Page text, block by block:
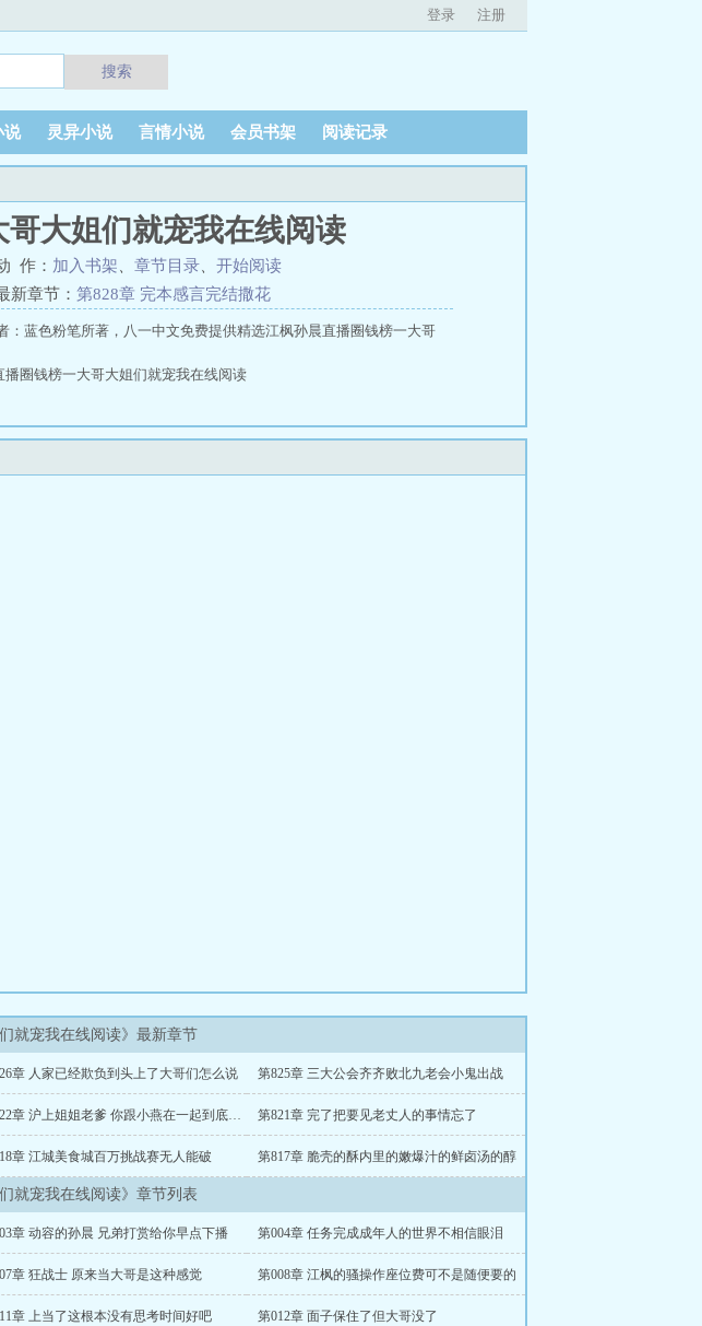
登录 注册
搜索
说 灵异小说 言情小说 会员书架 阅读记录
大姐们就宠我在线阅读
作： 加入书架 章节目录
开始阅读
新章节： 第828章 完本感言完结撒花
蓝色粉笔所著，八一中文免费提供精选江枫孙晨直播圈钱榜一大哥
圈钱榜一大哥大姐们就宠我在线阅读
就宠我在线阅读》最新章节
章 人家已经欺负到头上了大哥们怎么说 第825章 三大公会齐齐败北九老会小鬼出战
第822章 沪上姐姐老爹 你跟小燕在一起到底喜欢她什么 第821章 完了把要见老丈人的事情忘了
章 江城美食城百万挑战赛无人能破 第817章 脆壳的酥内里的嫩爆汁的鲜卤汤的醇
就宠我在线阅读》章节列表
章 动容的孙晨 兄弟打赏给你早点下播 第004章 任务完成成年人的世界不相信眼泪
章 狂战士 原来当大哥是这种感觉 第008章 江枫的骚操作座位费可不是随便要的
章 上当了这根本没有思考时间好吧 第012章 面子保住了但大哥没了